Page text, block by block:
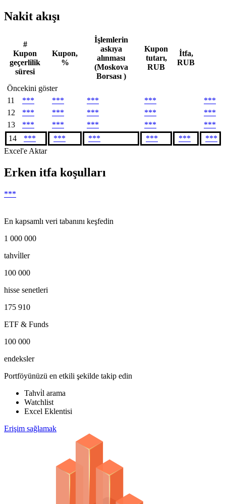
Nakit akışı
#
Kupon
geçerlilik
süresi
Kupon,
%
İşlemlerin
askıya
alınması
(Moskova
Borsası )
Kupon
tutarı,
RUB
İtfa,
RUB
Öncekini göster
11
*** *** *** ***
***
12
*** *** *** ***
***
13
*** *** *** ***
***
14
*** *** *** *** ***
***
Excel'e Aktar
Erken itfa koşulları
***
En kapsamlı veri tabanını keşfedin
1 000 000
tahvi̇ller
100 000
hisse senetleri
175 910
ETF & Funds
100 000
endeksler
Portföyünüzü en etkili şekilde takip edin
Tahvi̇l arama
Watchlist
Excel Eklentisi
Erişim sağlamak